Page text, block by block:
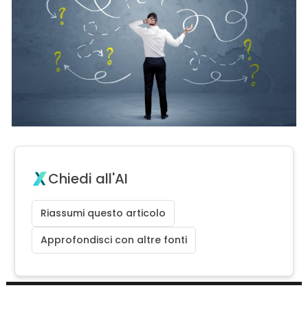
Chiedi all'AI
Riassumi questo articolo
Approfondisci con altre fonti